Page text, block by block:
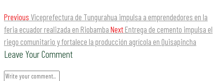
Previous Viceprefectura de Tungurahua impulsa a emprendedores en la
feria ecuador realizada en Riobamba Next Entrega de cemento impulsa el
riego comunitario y fortalece la producción agrícola en Quisapincha
Leave Your Comment